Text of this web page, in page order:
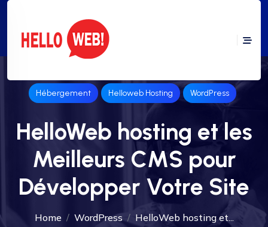
Hébergement Helloweb Hosting WordPress
HelloWeb hosting et les
Meilleurs CMS pour
Développer Votre Site
Home WordPress HelloWeb hosting et...